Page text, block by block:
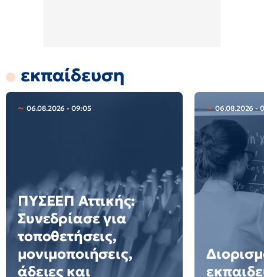
εκπαίδευση
06.08.2026 - 09:05
ΠΥΣΕΕΠ Αττικής:
Συνεδρίασε για
τοποθετήσεις,
μονιμοποιήσεις,
άδειες και
06.08.2026 -